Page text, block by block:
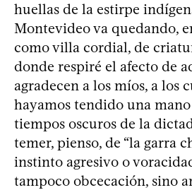
huellas de la estirpe
Montevideo va quedando,
como villa cordial, de
donde respiré el afecto de
agradecen a los míos, a los
hayamos tendido una
tiempos oscuros de la
temer, pienso, de “la garra
instinto agresivo o
tampoco obcecación, sino